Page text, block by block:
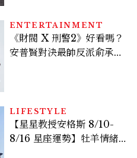
ENTERTAINMENT
《財閥 X 刑警2》好看嗎？
安普賢對決最帥反派俞承
多大？
LIFESTYLE
【星星教授安格斯 8/10-
8/16 星座運勢】牡羊情緒